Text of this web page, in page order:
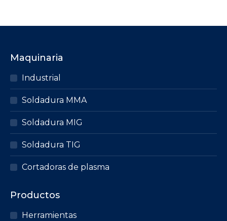
Maquinaria
Industrial
Soldadura MMA
Soldadura MIG
Soldadura TIG
Cortadoras de plasma
Productos
Herramientas